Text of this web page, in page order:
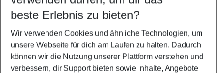
5-8 Nächte
2 Erwachsene Keine Kinder
Mehr Filter anzeigen
beste Erlebnis zu bieten?
Wir verwenden Cookies und ähnliche Technologien, um
unsere Webseite für dich am Laufen zu halten. Dadurch
können wir die Nutzung unserer Plattform verstehen und
verbessern, dir Support bieten sowie Inhalte, Angebote